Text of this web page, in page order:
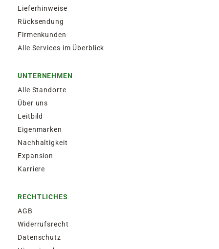
Lieferhinweise
Rücksendung
Firmenkunden
Alle Services im Überblick
UNTERNEHMEN
Alle Standorte
Über uns
Leitbild
Eigenmarken
Nachhaltigkeit
Expansion
Karriere
RECHTLICHES
AGB
Widerrufsrecht
Datenschutz